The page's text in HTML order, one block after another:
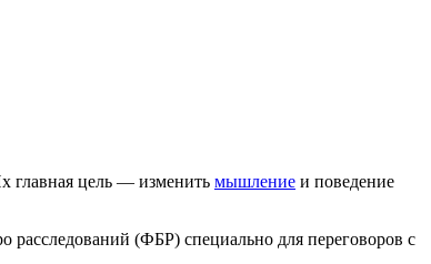
главная цель — изменить мышление и поведение
расследований (ФБР) специально для переговоров с